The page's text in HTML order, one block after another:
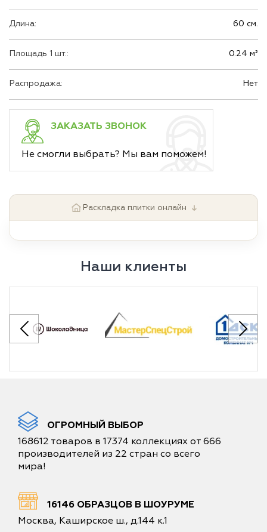
Длина: 60 см.
Площадь 1 шт.: 0.24 м²
Распродажа: Нет
ЗАКАЗАТЬ ЗВОНОК
Не смогли выбрать? Мы вам поможем!
Раскладка плитки онлайн ↓
Наши клиенты
ОГРОМНЫЙ ВЫБОР
168612 товаров в 17374 коллекциях от 666
производителей из 22 стран со всего
мира!
16146 ОБРАЗЦОВ В ШОУРУМЕ
Москва, Каширское ш., д.144 к.1